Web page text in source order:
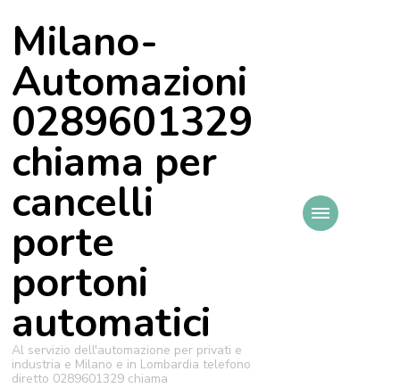
Milano-
Automazioni
0289601329
chiama per
cancelli
porte
portoni
automatici
Al servizio dell'automazione per privati e
industria e Milano e in Lombardia telefono
diretto 0289601329 chiama